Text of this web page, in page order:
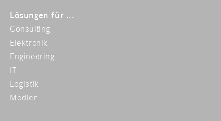
Lösungen für ...
Consulting
Elektronik
Engineering
IT
Logistik
Medien